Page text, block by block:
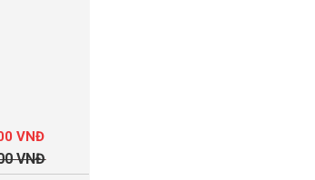
VNĐ
VNĐ